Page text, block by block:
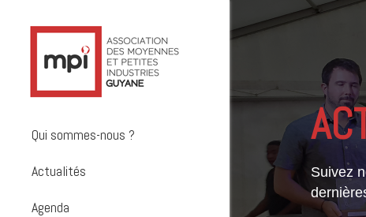
Qui sommes-nous ?
Actualités
Agenda
Suivez